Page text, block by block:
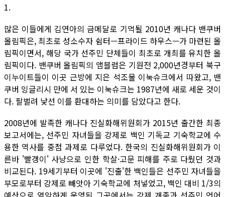
1.
많은 이들에게 김연아의 금메달로 기억될 2010년 캐나다 밴쿠버
올림픽은, 최초로 성소수자 쉼터—프라이드 하우스—가 마련된 올
림픽이면서, 해당 국가 선주민 단체들이 최초로 개최를 유치한 올
림픽이다. 밴쿠버 올림픽의 앰블럼은 기원전 2,000년경부터 북구
이누이트들이 이곳 근방에 지은 석조물 이눅슈크에서 따왔고, 밴
쿠버 잉글리시 만에 서 있는 이눅슈크는 1987년에 새로 세운 것이
다. 팔벌려 낯선 이를 환대하는 의미를 담았다고 한다.
2008년에 발족한 캐나다 진실화해위원회가 2015년 출간한 최종
보고서에는, 선주민 자녀들을 강제로 백인 기독교 기숙학교에 수
용한 역사를 중점 과제로 다루었다. 한국의 진실화해위원회가 이
른바 '빨갱이' 사냥으로 인한 학살·고문 피해를 주로 다뤘던 것과
비교된다. 19세기부터 이곳에 '진출'한 백인들은 선주민 자녀들을
부모로부터 강제로 빼앗아 기숙학교에 처넣었고, 백인 대비 1/3의